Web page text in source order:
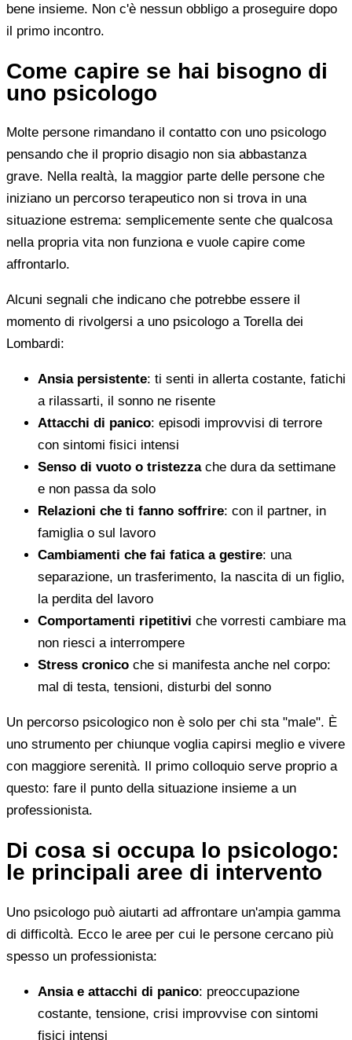
bene insieme. Non c'è nessun obbligo a proseguire dopo
il primo incontro.
Come capire se hai bisogno di
uno psicologo
Molte persone rimandano il contatto con uno psicologo
pensando che il proprio disagio non sia abbastanza
grave. Nella realtà, la maggior parte delle persone che
iniziano un percorso terapeutico non si trova in una
situazione estrema: semplicemente sente che qualcosa
nella propria vita non funziona e vuole capire come
affrontarlo.
Alcuni segnali che indicano che potrebbe essere il
momento di rivolgersi a uno psicologo a Torella dei
Lombardi:
Ansia persistente: ti senti in allerta costante, fatichi
a rilassarti, il sonno ne risente
Attacchi di panico: episodi improvvisi di terrore
con sintomi fisici intensi
Senso di vuoto o tristezzache dura da settimane
e non passa da solo
Relazioni che ti fanno soffrire: con il partner, in
famiglia o sul lavoro
Cambiamenti che fai fatica a gestire: una
separazione, un trasferimento, la nascita di un figlio,
la perdita del lavoro
Comportamenti ripetitivi che vorresti cambiare ma
non riesci a interrompere
Stress cronico che si manifesta anche nel corpo:
mal di testa, tensioni, disturbi del sonno
Un percorso psicologico non è solo per chi sta "male". È
uno strumento per chiunque voglia capirsi meglio e vivere
con maggiore serenità. Il primo colloquio serve proprio a
questo: fare il punto della situazione insieme a un
professionista.
Di cosa si occupa lo psicologo:
le principali aree di intervento
Uno psicologo può aiutarti ad affrontare un'ampia gamma
di difficoltà. Ecco le aree per cui le persone cercano più
spesso un professionista:
Ansia e attacchi di panico: preoccupazione
costante, tensione, crisi improvvise con sintomi
fisici intensi